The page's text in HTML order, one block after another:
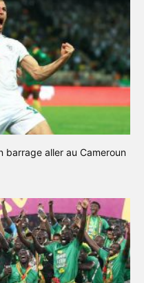
barrage aller au Cameroun